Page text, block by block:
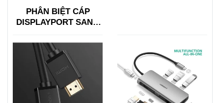
PHÂN BIỆT CÁP
DISPLAYPORT SANG
DISPLAYPORT